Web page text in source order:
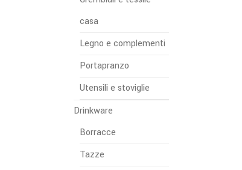
casa
Legno e complementi
Portapranzo
Utensili e stoviglie
Drinkware
Borracce
Tazze